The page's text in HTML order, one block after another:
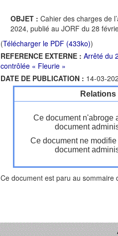
OBJET : Cahier des charges de
2024, publié au JORF du 28
(Télécharger le PDF (433ko))
REFERENCE EXTERNE : Arrêté du
contrôlée « Fleurie »
DATE DE PUBLICATION : 14-03-
Ce document n'abroge
document
Ce document ne
document
Ce document est paru au sommaire